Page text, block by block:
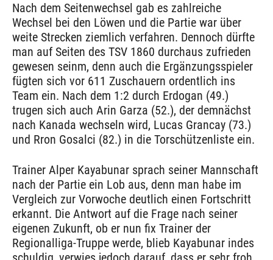
Nach dem Seitenwechsel gab es zahlreiche
Wechsel bei den Löwen und die Partie war über
weite Strecken ziemlich verfahren. Dennoch dürfte
man auf Seiten des TSV 1860 durchaus zufrieden
gewesen seinm, denn auch die Ergänzungsspieler
fügten sich vor 611 Zuschauern ordentlich ins
Team ein. Nach dem 1:2 durch Erdogan (49.)
trugen sich auch Arin Garza (52.), der demnächst
nach Kanada wechseln wird, Lucas Grancay (73.)
und Rron Gosalci (82.) in die Torschützenliste ein.
Trainer Alper Kayabunar sprach seiner Mannschaft
nach der Partie ein Lob aus, denn man habe im
Vergleich zur Vorwoche deutlich einen Fortschritt
erkannt. Die Antwort auf die Frage nach seiner
eigenen Zukunft, ob er nun fix Trainer der
Regionalliga-Truppe werde, blieb Kayabunar indes